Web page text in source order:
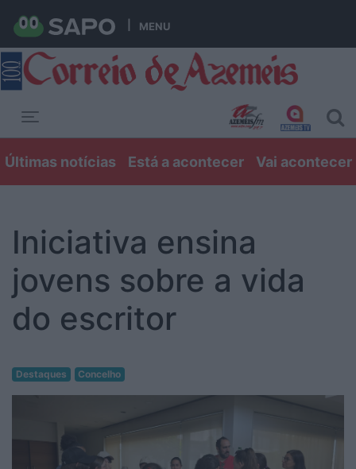
MENU
Últimas notícias Está a acontecer Vai acontecer
Iniciativa ensina
jovens sobre a vida
do escritor
Destaques Concelho